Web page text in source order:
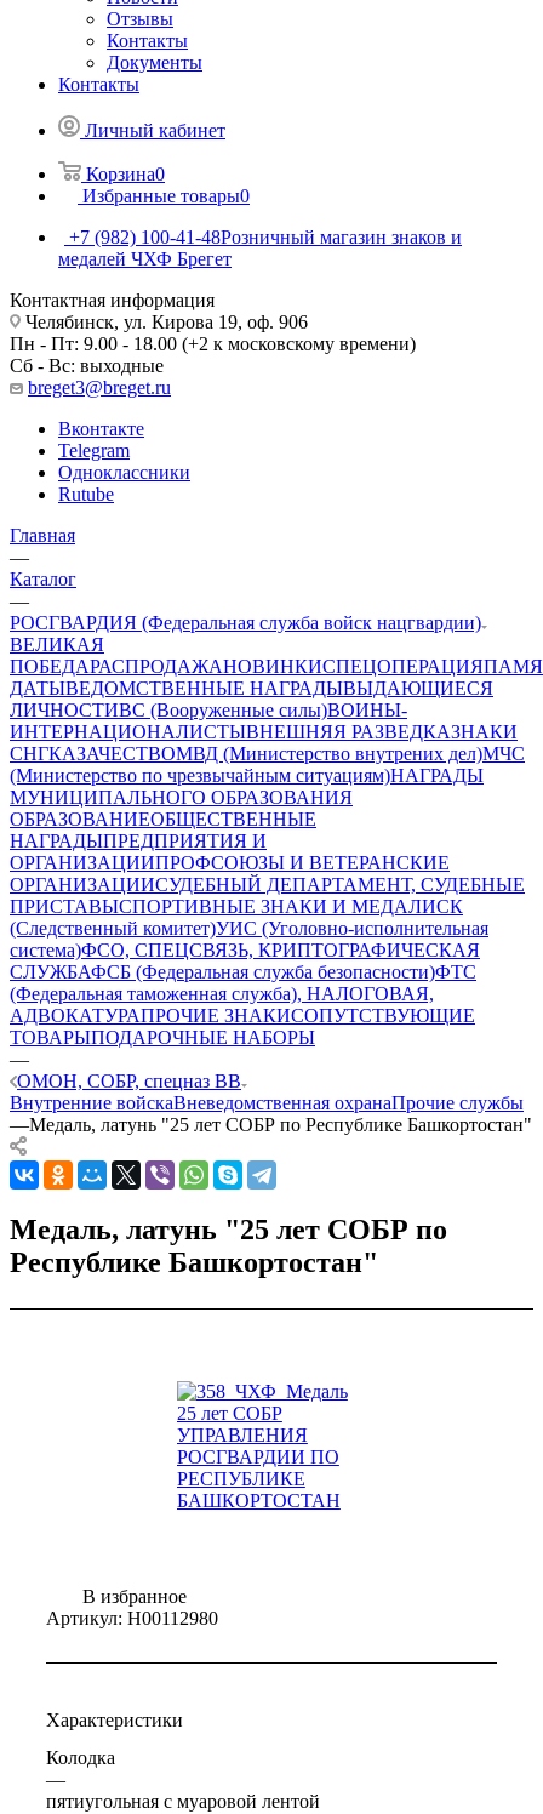
Отзывы
Контакты
Документы
Контакты
Личный кабинет
Корзина0
Избранные товары0
+7 (982) 100-41-48Розничный магазин знаков и
медалей ЧХФ Брегет
Контактная информация
Челябинск, ул. Кирова 19, оф. 906
Пн - Пт: 9.00 - 18.00 (+2 к московскому времени)
Сб - Вс: выходные
breget3@breget.ru
Вконтакте
Telegram
Одноклассники
Rutube
Главная
—
Каталог
—
РОСГВАРДИЯ (Федеральная служба войск нацгвардии)
ВЕЛИКАЯ
ПОБЕДАРАСПРОДАЖАНОВИНКИСПЕЦОПЕРАЦИЯ
ДАТЫВЕДОМСТВЕННЫЕ НАГРАДЫВЫДАЮЩИЕСЯ
ЛИЧНОСТИВС (Вооруженные силы)ВОИНЫ-
ИНТЕРНАЦИОНАЛИСТЫВНЕШНЯЯ РАЗВЕДКАЗНАКИ
СНГКАЗАЧЕСТВОМВД (Министерство внутрених дел)МЧС
(Министерство по чрезвычайным ситуациям)НАГРАДЫ
МУНИЦИПАЛЬНОГО ОБРАЗОВАНИЯ
ОБРАЗОВАНИЕОБЩЕСТВЕННЫЕ
НАГРАДЫПРЕДПРИЯТИЯ И
ОРГАНИЗАЦИИПРОФСОЮЗЫ И ВЕТЕРАНСКИЕ
ОРГАНИЗАЦИИСУДЕБНЫЙ ДЕПАРТАМЕНТ, СУДЕБНЫЕ
ПРИСТАВЫСПОРТИВНЫЕ ЗНАКИ И МЕДАЛИСК
(Следственный комитет)УИС (Уголовно-исполнительная
система)ФСО, СПЕЦСВЯЗЬ, КРИПТОГРАФИЧЕСКАЯ
СЛУЖБАФСБ (Федеральная служба безопасности)ФТС
(Федеральная таможенная служба), НАЛОГОВАЯ,
АДВОКАТУРАПРОЧИЕ ЗНАКИСОПУТСТВУЮЩИЕ
ТОВАРЫПОДАРОЧНЫЕ НАБОРЫ
—
ОМОН, СОБР, спецназ ВВ
Внутренние войскаВневедомственная охранаПрочие службы
—Медаль, латунь "25 лет СОБР по Республике Башкортостан"
Медаль, латунь "25 лет СОБР по
Республике Башкортостан"
В избранное
Артикул: Н00112980
Характеристики
Колодка
—
пятиугольная с муаровой лентой